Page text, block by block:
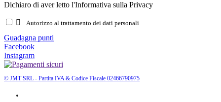
Dichiaro di aver letto l'Informativa sulla Privacy
 Autorizzo al trattamento dei dati personali
Guadagna punti
Facebook
Instagram
© JMT SRL - Partita IVA & Codice Fiscale 02466790975